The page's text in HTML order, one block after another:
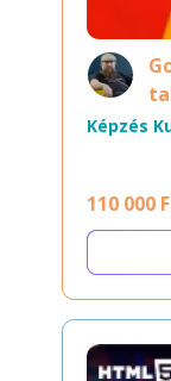
Képzés
110 000